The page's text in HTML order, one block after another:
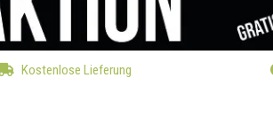
Kostenlose Lieferung